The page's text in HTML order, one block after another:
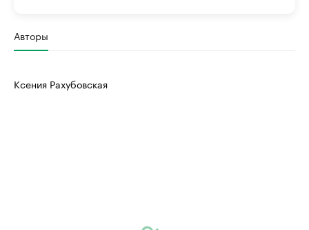
Авторы
Ксения Рахубовская